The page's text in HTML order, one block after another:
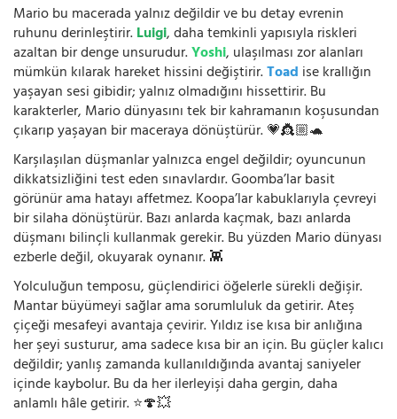
Mario bu macerada yalnız değildir ve bu detay evrenin
ruhunu derinleştirir.Luigi, daha temkinli yapısıyla riskleri
azaltan bir denge unsurudur.Yoshi, ulaşılması zor alanları
mümkün kılarak hareket hissini değiştirir.Toad ise krallığın
yaşayan sesi gibidir; yalnız olmadığını hissettirir. Bu
karakterler, Mario dünyasını tek bir kahramanın koşusundan
çıkarıp yaşayan bir maceraya dönüştürür. 💗👸🏼🐢
Karşılaşılan düşmanlar yalnızca engel değildir; oyuncunun
dikkatsizliğini test eden sınavlardır. Goomba’lar basit
görünür ama hatayı affetmez. Koopa’lar kabuklarıyla çevreyi
bir silaha dönüştürür. Bazı anlarda kaçmak, bazı anlarda
düşmanı bilinçli kullanmak gerekir. Bu yüzden Mario dünyası
ezberle değil, okuyarak oynanır. 👾
Yolculuğun temposu, güçlendirici öğelerle sürekli değişir.
Mantar büyümeyi sağlar ama sorumluluk da getirir. Ateş
çiçeği mesafeyi avantaja çevirir. Yıldız ise kısa bir anlığına
her şeyi susturur, ama sadece kısa bir an için. Bu güçler kalıcı
değildir; yanlış zamanda kullanıldığında avantaj saniyeler
içinde kaybolur. Bu da her ilerleyişi daha gergin, daha
anlamlı hâle getirir. ⭐🍄💥